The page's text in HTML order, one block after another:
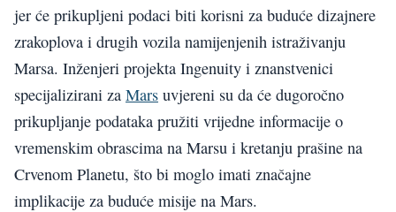
jer će prikupljeni podaci biti korisni za buduće dizajnere
zrakoplova i drugih vozila namijenjenih istraživanju
Marsa. Inženjeri projekta Ingenuity i znanstvenici
specijalizirani za Mars uvjereni su da će dugoročno
prikupljanje podataka pružiti vrijedne informacije o
vremenskim obrascima na Marsu i kretanju prašine na
Crvenom Planetu, što bi moglo imati značajne
implikacije za buduće misije na Mars.